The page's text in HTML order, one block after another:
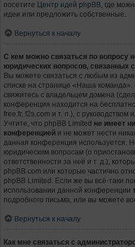
посетите Центр идей phpBB, где
идеи или предложить собственные.
Вернуться к началу
С кем можно связаться по вопросу
юридических вопросов, связанных
Вы можете связаться с любым из
списке на странице «Наша команда».
свяжитесь с владельцем домена
конференция находится на
free.fr, f2s.com и т. п.), с
Учтите, что phpBB Limited не имеет
конференцией и не может нести
данная конференция используется.
юридическим вопросам (о
ответственности за неё и т. д.),
phpBB.com или которые частично
phpBB Limited. Если же вы всё-таки
использовании данной конференции
подробного письма, или вы можете
Вернуться к началу
Как мне связаться с